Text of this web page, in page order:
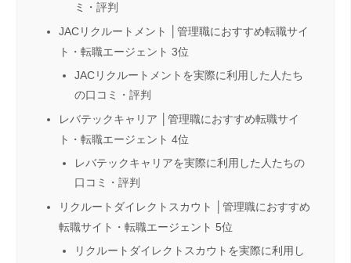
ミ・評判
JACリクルートメント │管理職におすすめ転職サイ
ト・転職エージェント 3位
JACリクルートメントを実際に利用した人たち
の口コミ・評判
レバテックキャリア │管理職におすすめ転職サイ
ト・転職エージェント 4位
レバテックキャリアを実際に利用した人たちの
口コミ・評判
リクルートダイレクトスカウト │管理職におすすめ
転職サイト・転職エージェント 5位
リクルートダイレクトスカウトを実際に利用し